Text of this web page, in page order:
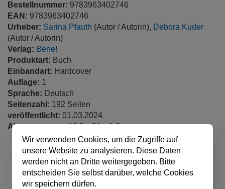
Bestellnummer: 9783963402746
EAN: 9783963402746
Urheber: Sarina Pfauth (Autor / Autorin), Debora Kuder
(Autor / Autorin)
Verlag: Bene!
Produktart: Buch
Einbandart: Hardcover
Auflage: 1
Sprache: Deutsch
Seitenzahl: 192 Seiten
veröffentlicht: 01.03.2024
Abmessungen:13.3 x 21 x 1.8 cm
20,00 €
Wir verwenden Cookies, um die Zugriffe auf
unsere Website zu analysieren. Diese Daten
werden nicht an Dritte weitergegeben. Bitte
entscheiden Sie selbst darüber, welche Cookies
wir speichern dürfen.